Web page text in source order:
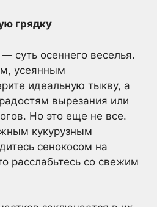
грядку
суть осеннего веселья.
усеянным
идеальную тыкву, а
вырезания или
Но это еще не все.
кукурузным
сенокосом на
расслабьтесь со свежим